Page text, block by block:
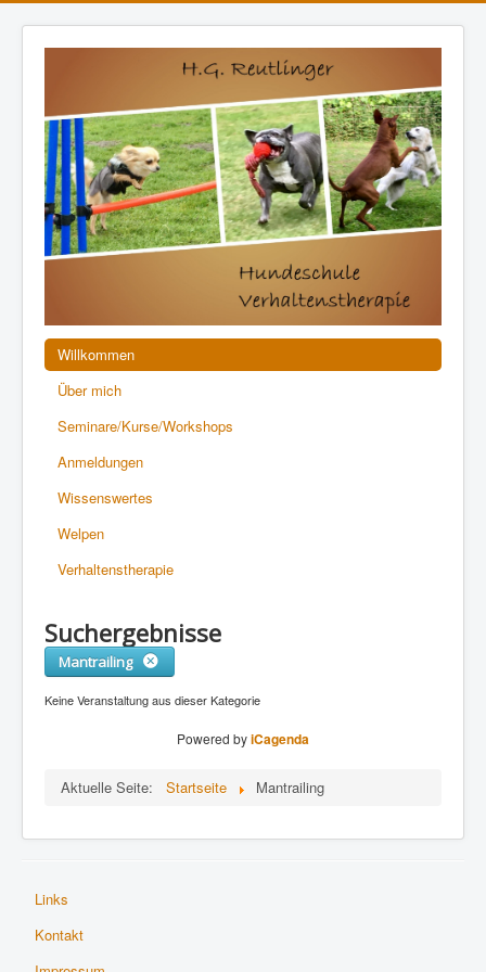
Willkommen
Über mich
Seminare/Kurse/Workshops
Anmeldungen
Wissenswertes
Welpen
Verhaltenstherapie
Suchergebnisse
Mantrailing
Keine Veranstaltung aus dieser Kategorie
Powered byiCagenda
Aktuelle Seite: Startseite Mantrailing
Links
Kontakt